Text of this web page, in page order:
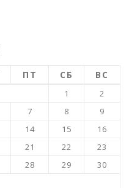
ПТ СБ ВС
1
2
7 8
9
14 15
16
21 22
23
28 29
30